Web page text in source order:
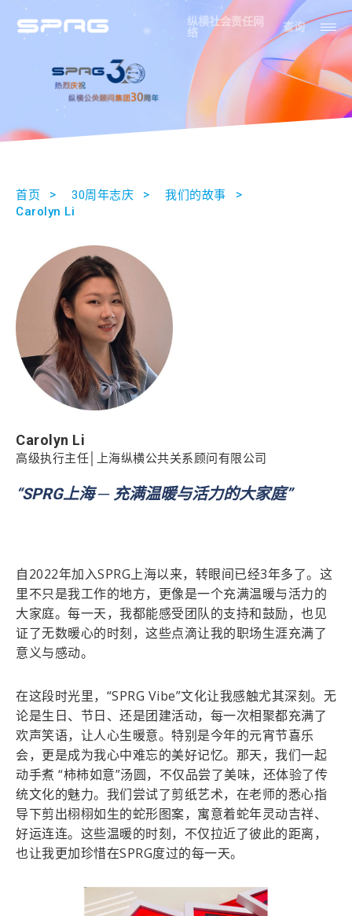
纵横社会责任网
络 查询
首页 30周年志庆
我们的故事
Carolyn Li
Carolyn Li
高级执行主任│上海纵横公共关系顾问有限公司
“SPRG上海 ─ 充满温暖与活力的大家庭”
自2022年加入SPRG上海以来，转眼间已经3年多了。这
里不只是我工作的地方，更像是一个充满温暖与活力的
大家庭。每一天，我都能感受团队的支持和鼓励，也见
证了无数暖心的时刻，这些点滴让我的职场生涯充满了
意义与感动。
在这段时光里，“SPRG Vibe”文化让我感触尤其深刻。无
论是生日、节日、还是团建活动，每一次相聚都充满了
欢声笑语，让人心生暖意。特别是今年的元宵节喜乐
会，更是成为我心中难忘的美好记忆。那天，我们一起
动手煮 “柿柿如意”汤圆，不仅品尝了美味，还体验了传
统文化的魅力。我们尝试了剪纸艺术，在老师的悉心指
导下剪出栩栩如生的蛇形图案，寓意着蛇年灵动吉祥、
好运连连。这些温暖的时刻，不仅拉近了彼此的距离，
也让我更加珍惜在SPRG度过的每一天。